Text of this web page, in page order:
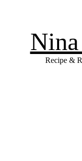
Recipe &